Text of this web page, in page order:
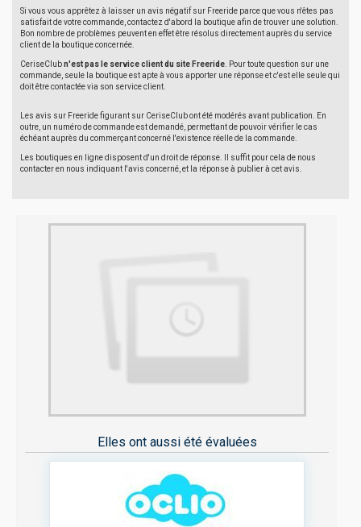
Si vous vous apprêtez à laisser un avis négatif sur Freeride parce que vous n'êtes pas
satisfait de votre commande, contactez d'abord la boutique afin de trouver une solution.
Bon nombre de problèmes peuvent en effet être résolus directement auprès du service
client de la boutique concernée.
CeriseClubn'est pas le service client du site Freeride . Pour toute question sur une
commande, seule la boutique est apte à vous apporter une réponse et c'est elle seule qui
doit être contactée via son service client.
Les avis sur Freeride figurant sur CeriseClub ont été modérés avant publication. En
outre, un numéro de commande est demandé, permettant de pouvoir vérifier le cas
échéant auprès du commerçant concerné l'existence réelle de la commande.
Les boutiques en ligne disposent d'un droit de réponse. Il suffit pour cela de nous
contacter en nous indiquant l'avis concerné, et la réponse à publier à cet avis.
Elles ont aussi été évaluées